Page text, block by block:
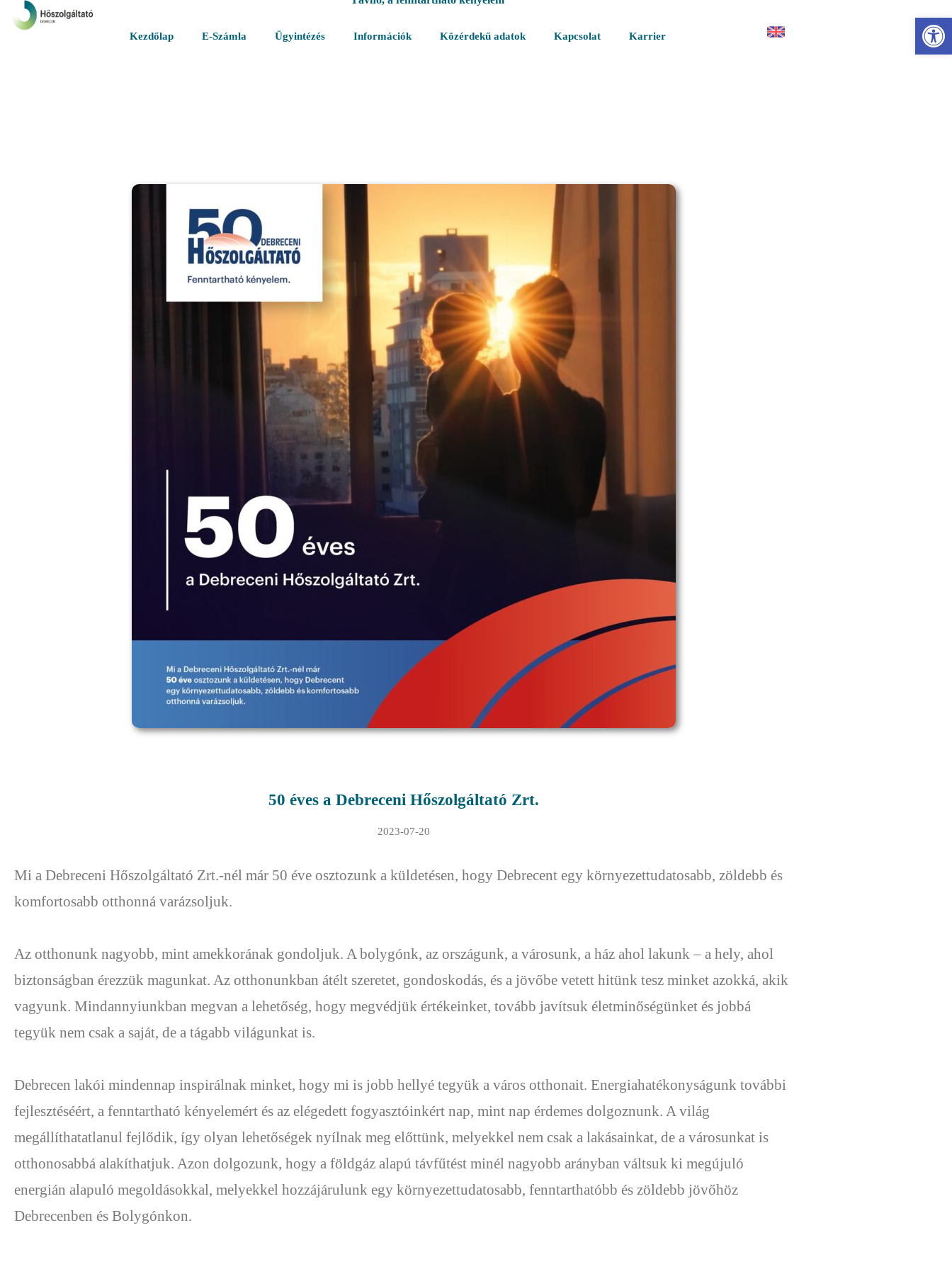
Kezdőlap E-Számla Ügyintézés Információk Közérdekű adatok Kapcsolat Karrier
50 éves a Debreceni Hőszolgáltató Zrt.
2023-07-20
Mi a Debreceni Hőszolgáltató Zrt.-nél már 50 éve osztozunk a küldetésen, hogy Debrecent egy környezettudatosabb, zöldebb és
komfortosabb otthonná varázsoljuk.
Az otthonunk nagyobb, mint amekkorának gondoljuk. A bolygónk, az országunk, a városunk, a ház ahol lakunk – a hely, ahol
biztonságban érezzük magunkat. Az otthonunkban átélt szeretet, gondoskodás, és a jövőbe vetett hitünk tesz minket azokká, akik
vagyunk. Mindannyiunkban megvan a lehetőség, hogy megvédjük értékeinket, tovább javítsuk életminőségünket és jobbá
tegyük nem csak a saját, de a tágabb világunkat is.
Debrecen lakói mindennap inspirálnak minket, hogy mi is jobb hellyé tegyük a város otthonait. Energiahatékonyságunk további
fejlesztéséért, a fenntartható kényelemért és az elégedett fogyasztóinkért nap, mint nap érdemes dolgoznunk. A világ
megállíthatatlanul fejlődik, így olyan lehetőségek nyílnak meg előttünk, melyekkel nem csak a lakásainkat, de a városunkat is
otthonosabbá alakíthatjuk. Azon dolgozunk, hogy a földgáz alapú távfűtést minél nagyobb arányban váltsuk ki megújuló
energián alapuló megoldásokkal, melyekkel hozzájárulunk egy környezettudatosabb, fenntarthatóbb és zöldebb jövőhöz
Debrecenben és Bolygónkon.